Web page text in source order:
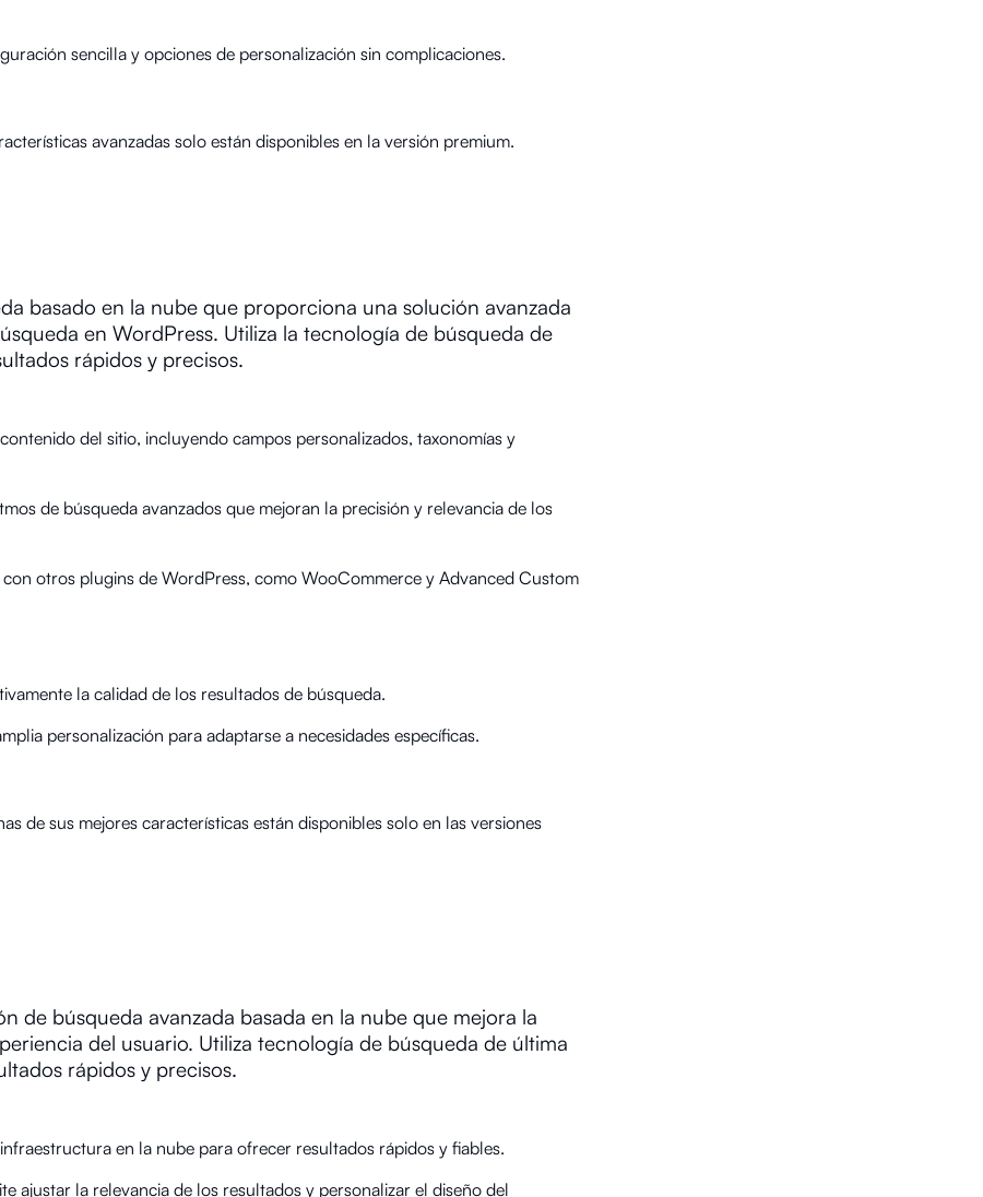
sencilla y opciones de personalización sin complicaciones.
avanzadas solo están disponibles en la versión premium.
basado en la nube que proporciona una solución avanzada
en WordPress. Utiliza la tecnología de búsqueda de
rápidos y precisos.
del sitio, incluyendo campos personalizados, taxonomías y
de búsqueda avanzados que mejoran la precisión y relevancia de los
otros plugins de WordPress, como WooCommerce y Advanced Custom
la calidad de los resultados de búsqueda.
personalización para adaptarse a necesidades específicas.
de sus mejores características están disponibles solo en las versiones
de búsqueda avanzada basada en la nube que mejora la
del usuario. Utiliza tecnología de búsqueda de última
rápidos y precisos.
en la nube para ofrecer resultados rápidos y fiables.
ajustar la relevancia de los resultados y personalizar el diseño del